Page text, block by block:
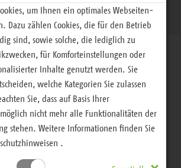
der Partnerschaftstagung
Partnerschaften
für
um Ihnen ein optimales Webseiten-
Dazu zählen Cookies, die für den Betrieb
sind, sowie solche, die lediglich zu
für Komforteinstellungen oder
Inhalte genutzt werden. Sie
welche Kategorien Sie zulassen
Sie, dass auf Basis Ihrer
nicht mehr alle Funktionalitäten der
stehen. Weitere Informationen finden Sie
.